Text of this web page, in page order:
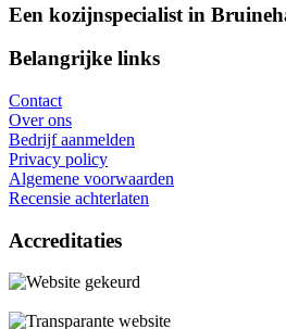
Een kozijnspecialist in
Belangrijke links
Contact
Over ons
Bedrijf aanmelden
Privacy policy
Algemene voorwaarden
Recensie achterlaten
Accreditaties